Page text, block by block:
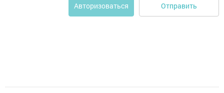
Авторизоваться Отправить